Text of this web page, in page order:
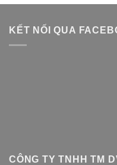
KẾT NỐI QUA
CÔNG TY TNHH TM